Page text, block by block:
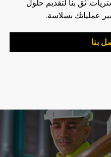
ثق بنا لتقديم حلول
عملياتك بسلاسة.
بنا